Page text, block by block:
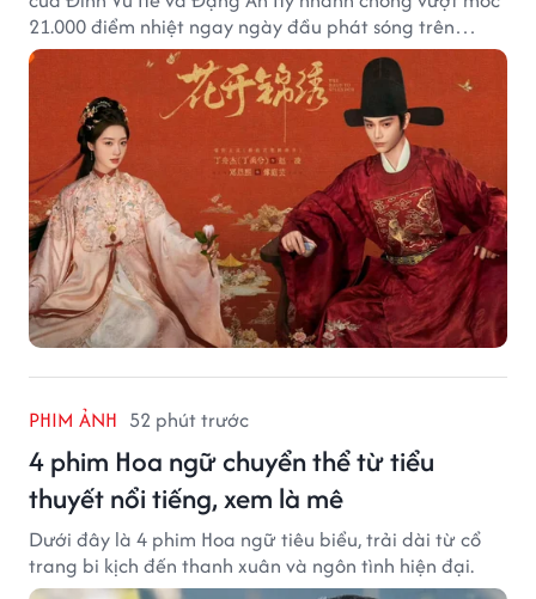
21.000 điểm nhiệt ngay ngày đầu phát sóng trên
Tencent Video.
PHIM ẢNH 52 phút trước
4 phim Hoa ngữ chuyển thể từ tiểu
thuyết nổi tiếng, xem là mê
Dưới đây là 4 phim Hoa ngữ tiêu biểu, trải dài từ cổ
trang bi kịch đến thanh xuân và ngôn tình hiện đại.